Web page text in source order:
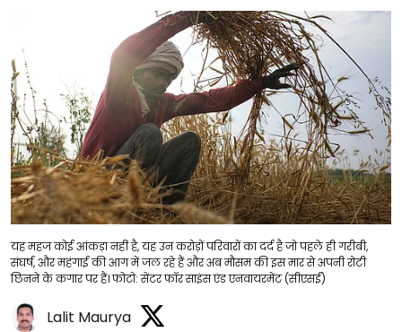
यह महज कोई आंकड़ा नहीं है, यह उन करोड़ों परिवारों का दर्द है जो पहले ही गरीबी,
संघर्ष, और महंगाई की आग में जल रहे हैं और अब मौसम की इस मार से अपनी रोटी
छिनने के कगार पर हैं। फोटो: सेंटर फॉर साइंस एंड एनवायरमेंट (सीएसई)
Lalit Maurya